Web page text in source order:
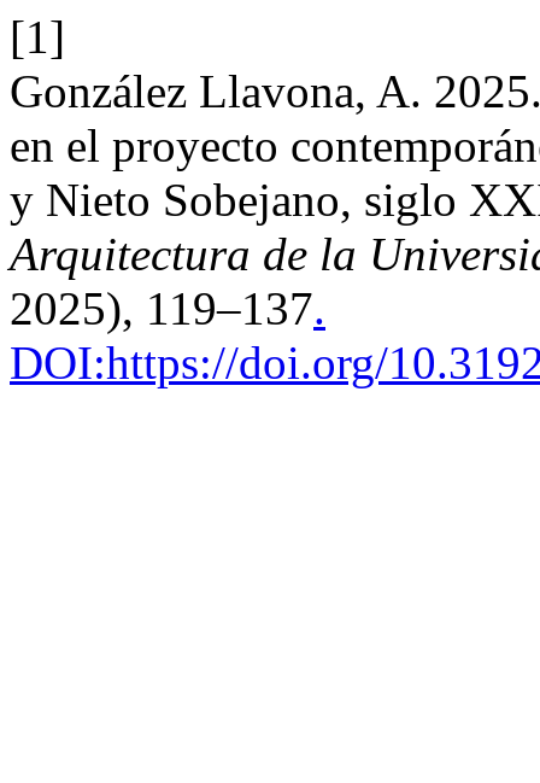
[1]
González Llavona, A.
en el proyecto
y Nieto Sobejano, siglo
Arquitectura de la
2025), 119–137.
DOI:https://doi.org/